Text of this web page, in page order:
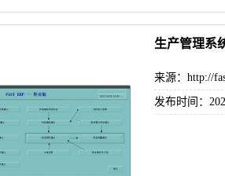
生产管理系
来源：http://
发布时间：